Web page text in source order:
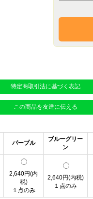
特定商取引法に基づく表記
この商品を友達に伝える
パープル
ブルーグリー
ン
2,640円(内
税)
１点のみ
2,640円(内税)
１点のみ